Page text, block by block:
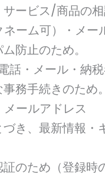
ービス/商品の
ネーム可）・メー
防止のため。
話・メール・納
務手続きのため。
メールアドレス
き、最新情報・
のため（登録時